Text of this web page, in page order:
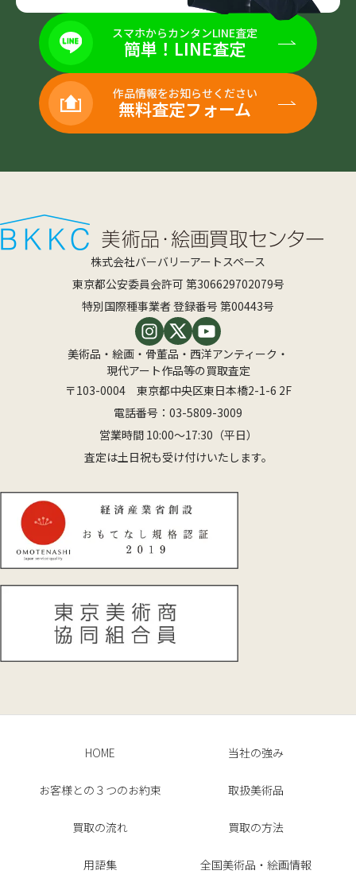
スマホからカンタンLINE査定
簡単！LINE査定
作品情報をお知らせください
無料査定フォーム
株式会社バーバリーアートスペース
東京都公安委員会許可 第306629702079号
特別国際種事業者 登録番号 第00443号
美術品・絵画・骨董品・西洋アンティーク・
現代アート作品等の買取査定
〒103-0004 東京都中央区東日本橋2-1-6 2F
電話番号： 03-5809-3009
営業時間 10:00〜17:30（平日）
査定は土日祝も受け付けいたします。
HOME 当社の強み
お客様との３つのお約束 取扱美術品
買取の流れ 買取の方法
用語集 全国美術品・絵画情報